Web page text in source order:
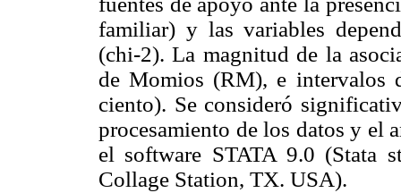
familiar) y las variables
(chi-2). La magnitud de la
de Momios (RM), e intervalos
ciento). Se consideró
procesamiento de los datos y el
el software STATA 9.0 (Stata
Collage Station, TX. USA).